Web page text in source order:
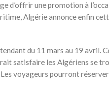
d’offrir une promotion à
Algérie annonce enfin
du 11 mars au 19 avril.
satisfaire les Algériens se
Les voyageurs pourront